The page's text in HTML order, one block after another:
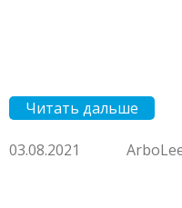
Читать дальше
03.08.2021